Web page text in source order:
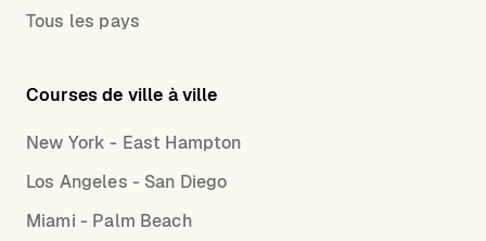
Tous les pays
Courses de ville à ville
New York - East Hampton
Los Angeles - San Diego
Miami - Palm Beach